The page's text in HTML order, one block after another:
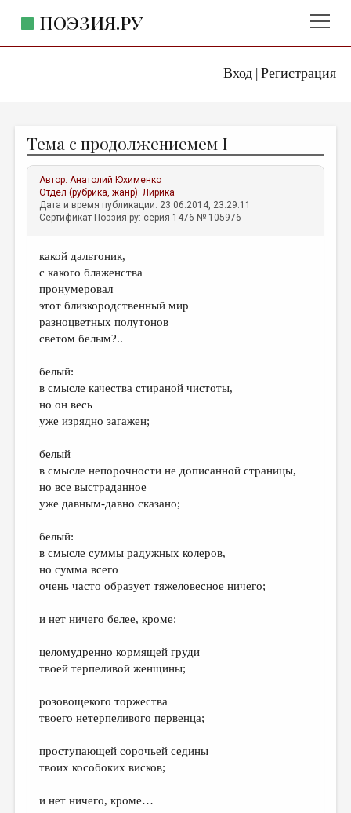
Вход| Регистрация
ПОЭЗИЯ.РУ
ЖАНРЫ
АВТОРЫ
КОММЕНТАРИИ
ЛИТСАЛОН
НОВОСТИ
ПРАВИЛА САЙТА
ОТДЕЛЫ И РУБРИКИ
ИЗБРАННОЕ
ДАЙДЖЕСТ
ПРОИЗВЕДЕНИЯ
ПЕРЕВОДЫ
КОНКУРСЫ
ДЕТСКАЯ КОМНАТА
КНИЖНАЯ ПОЛКА
ОБЗОР ЛИТЕРАТУРЫ
СТРАНИЦЫ ПАМЯТИ
ОБЪЯВЛЕНИЯ
РЕДКОЛЛЕГИЯ
МАЛАЯ ПРОЗА
ЛИТЕРАТУРОВЕДЕНИЕ
Тема с продолжениемем I
Автор:Анатолий Юхименко
Отдел (рубрика, жанр):Лирика
Дата и время публикации: 23.06.2014, 23:29:11
Сертификат Поэзия.ру: серия 1476 № 105976
какой дальтоник,
с какого блаженства
пронумеровал
этот близкородственный мир
разноцветных полутонов
светом белым?..
белый:
в смысле качества стираной чистоты,
но он весь
уже изрядно загажен;
белый
в смысле непорочности не дописанной страницы,
но все выстраданное
уже давным-давно сказано;
белый:
в смысле суммы радужных колеров,
но сумма всего
очень часто образует тяжеловесное ничего;
и нет ничего белее, кроме:
целомудренно кормящей груди
твоей терпеливой женщины;
розовощекого торжества
твоего нетерпеливого первенца;
проступающей сорочьей седины
твоих кособоких висков;
и нет ничего, кроме…